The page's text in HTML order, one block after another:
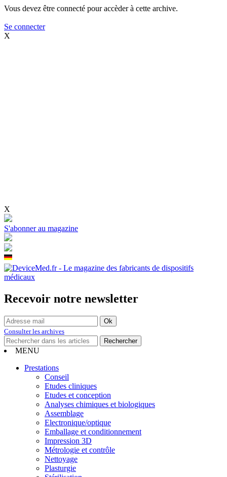
Vous devez être connecté pour accèder à cette archive.
Se connecter
X
X
S'abonner au magazine
Recevoir notre newsletter
Consulter les archives
MENU
Prestations
Conseil
Etudes cliniques
Etudes et conception
Analyses chimiques et biologiques
Assemblage
Electronique/optique
Emballage et conditionnement
Impression 3D
Métrologie et contrôle
Nettoyage
Plasturgie